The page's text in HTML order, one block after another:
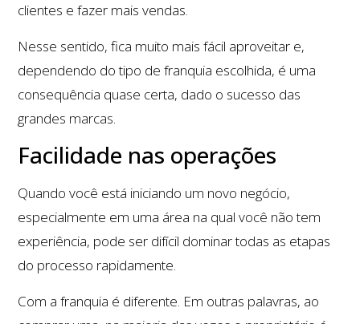
clientes e fazer mais vendas.
Nesse sentido, fica muito mais fácil aproveitar e,
dependendo do tipo de franquia escolhida, é uma
consequência quase certa, dado o sucesso das
grandes marcas.
Facilidade nas operações
Quando você está iniciando um novo negócio,
especialmente em uma área na qual você não tem
experiência, pode ser difícil dominar todas as etapas
do processo rapidamente.
Com a franquia é diferente. Em outras palavras, ao